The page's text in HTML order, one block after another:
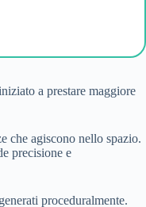
a prestare maggiore
che agiscono nello spazio.
precisione e
proceduralmente.